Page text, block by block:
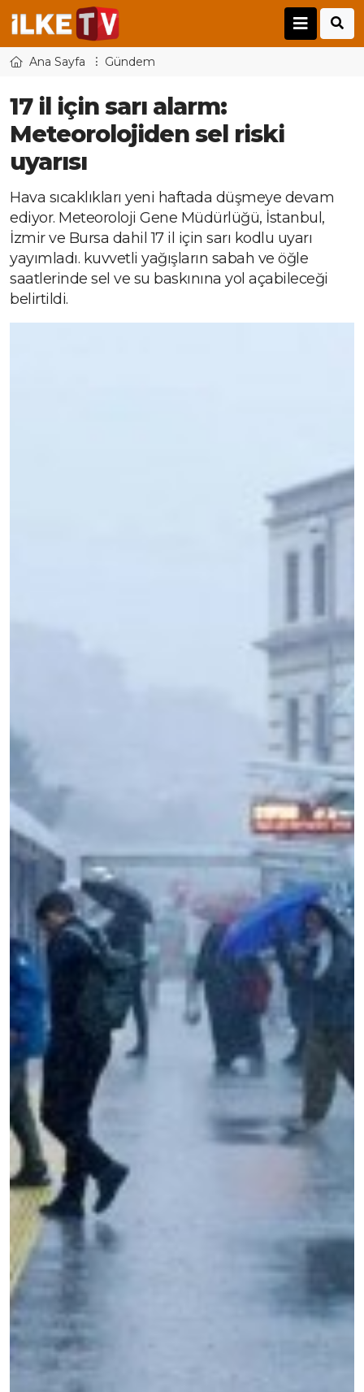
Ana Sayfa Gündem
17 il için sarı alarm:
Meteorolojiden sel riski
uyarısı
Hava sıcaklıkları yeni haftada düşmeye devam
ediyor. Meteoroloji Gene Müdürlüğü, İstanbul,
İzmir ve Bursa dahil 17 il için sarı kodlu uyarı
yayımladı. kuvvetli yağışların sabah ve öğle
saatlerinde sel ve su baskınına yol açabileceği
belirtildi.